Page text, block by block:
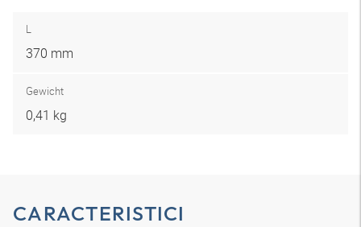
L
370 mm
Gewicht
0,41 kg
CARACTERISTICI